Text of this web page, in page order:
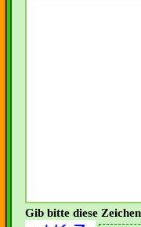
Gib bitte diese